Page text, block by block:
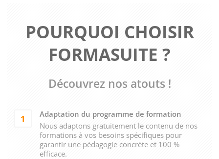
POURQUOI CHOISIR
FORMASUITE ?
Découvrez nos atouts !
1
Adaptation du programme de formation
Nous adaptons gratuitement le contenu de nos
formations à vos besoins spécifiques pour
garantir une pédagogie concrète et 100 %
efficace.